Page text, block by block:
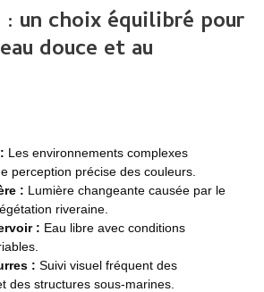
un choix équilibré pour
douce et au
Les environnements complexes
perception précise des couleurs.
: Lumière changeante causée par le
riveraine.
: Eau libre avec conditions
: Suivi visuel fréquent des
des structures sous-marines.